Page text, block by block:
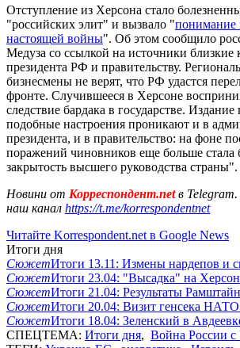
Отступление из Херсона стало
"российских элит" и вызвало "понимание
настоящей войны". Об этом сообщило
Медуза со ссылкой на источники близкие
президента РФ и правительству.
бизнесмены не верят, что РФ удастся
фронте. Случившееся в Херсоне
следствие бардака в государстве.
подобные настроения проникают и в
президента, и в правительство: на фоне
поражений чиновников еще больше стала
закрытость высшего руководства страны".
Новини от Корреспондент.netв
наш канал https://t.me/korrespondentnet
Читайте Korrespondent.net в Google News
Итоги дня
СюжетИтоги 13.11: Измены нардепов и
СюжетИтоги 23.04: "Высадка" на
СюжетИтоги 21.04: Результаты
СюжетИтоги 20.04: Визит генсека
СюжетИтоги 18.04: Зеленский в
СПЕЦТЕМА: Итоги дня, Война России с